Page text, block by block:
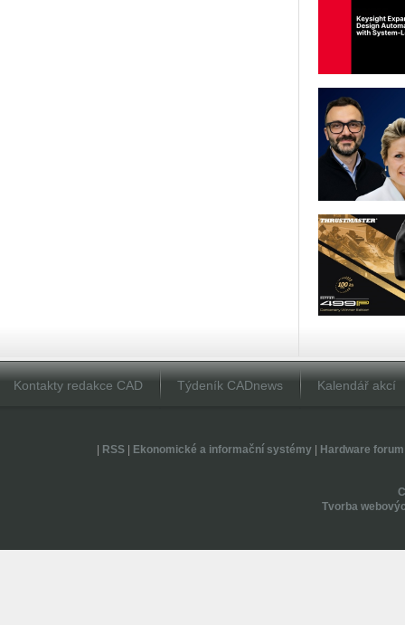
Kontakty redakce CAD Týdeník CADnews Kalendář akcí
RSS| Ekonomické a informační systémy| Hardware forum
Tvorba